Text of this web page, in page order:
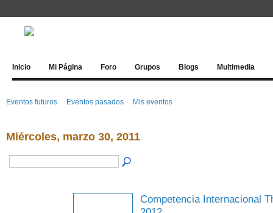
Inicio Mi Página Foro Grupos Blogs Multimedia
Eventos futuros Eventos pasados Mis eventos
Miércoles, marzo 30, 2011
Competencia Internacional